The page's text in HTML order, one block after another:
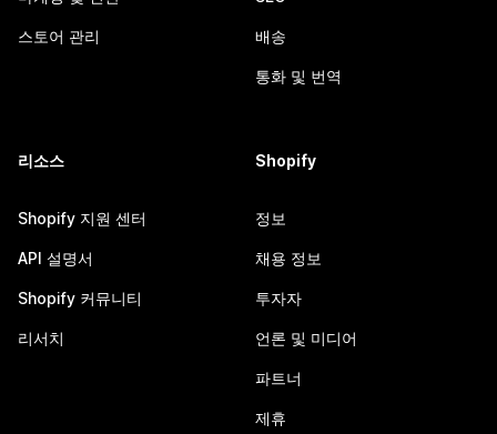
스토어 관리 배송
통화 및 번역
리소스
Shopify 지원 센터
API 설명서
Shopify 커뮤니티
리서치
Shopify
정보
채용 정보
투자자
언론 및 미디어
파트너
제휴